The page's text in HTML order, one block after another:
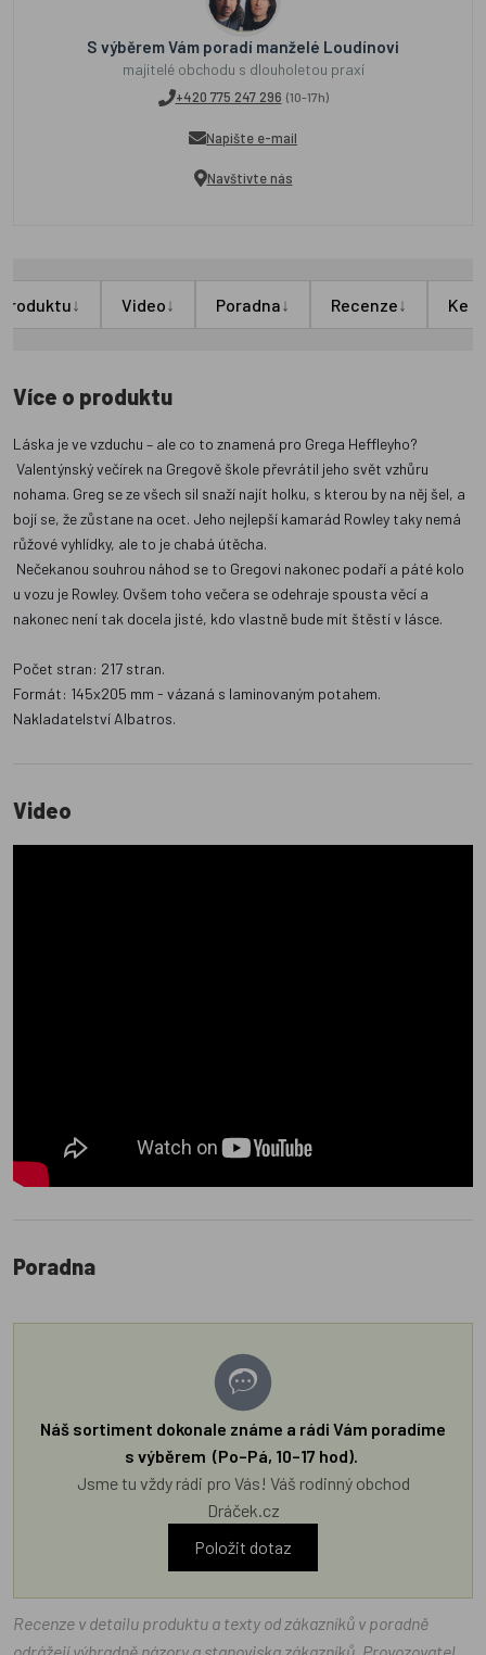
S výběrem Vám poradí manželé Loudínovi
majitelé obchodu s dlouholetou praxí
+420 775 247 296 (10-17h)
Napište e-mail
Navštivte nás
↓ Video↓ Poradna↓ Recenze↓ Ke
Více o produktu
Láska je ve vzduchu – ale co to znamená pro Grega Heffleyho?
Valentýnský večírek na Gregově škole převrátil jeho svět vzhůru
nohama. Greg se ze všech sil snaží najít holku, s kterou by na něj šel, a
bojí se, že zůstane na ocet. Jeho nejlepší kamarád Rowley taky nemá
růžové vyhlídky, ale to je chabá útěcha.
Nečekanou souhrou náhod se to Gregovi nakonec podaří a páté kolo
u vozu je Rowley. Ovšem toho večera se odehraje spousta věcí a
nakonec není tak docela jisté, kdo vlastně bude mít štěstí v lásce.
Počet stran: 217 stran.
Formát: 145x205 mm - vázaná s laminovaným potahem.
Nakladatelství Albatros.
Video
Poradna
Náš sortiment dokonale známe a rádi Vám poradíme
s výběrem (Po–Pá, 10–17 hod).
Jsme tu vždy rádi pro Vás! Váš rodinný obchod
Dráček.cz
Položit dotaz
Recenze v detailu produktu a texty od zákazníků v poradně